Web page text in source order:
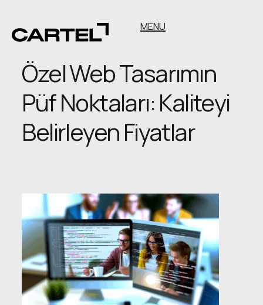
MENU
Özel Web Tasarımın
Püf Noktaları: Kaliteyi
Belirleyen Fiyatlar
ÖzelWebTasarımın
PüfNoktaları:
KaliteyiBelirleyen
Fiyatlar